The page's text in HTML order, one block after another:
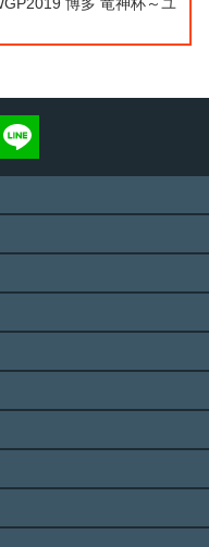
る でシェアする